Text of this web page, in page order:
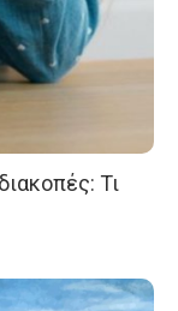
Τι